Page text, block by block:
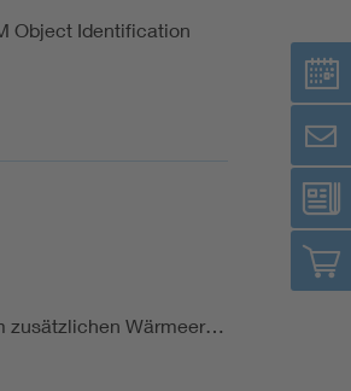
Object Identification
zusätzlichen Wärmeer…